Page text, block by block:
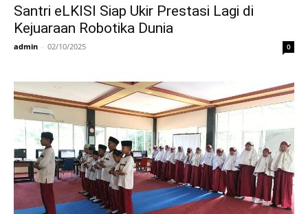
Santri eLKISI Siap Ukir Prestasi Lagi di
Kejuaraan Robotika Dunia
admin - 02/10/2025 0